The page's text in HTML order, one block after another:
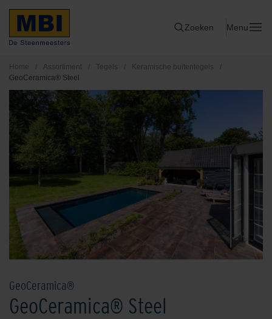
Zoeken Menu
Home / Assortiment / Tegels / Keramische buitentegels
/
GeoCeramica® Steel
GeoCeramica®
GeoCeramica® Steel